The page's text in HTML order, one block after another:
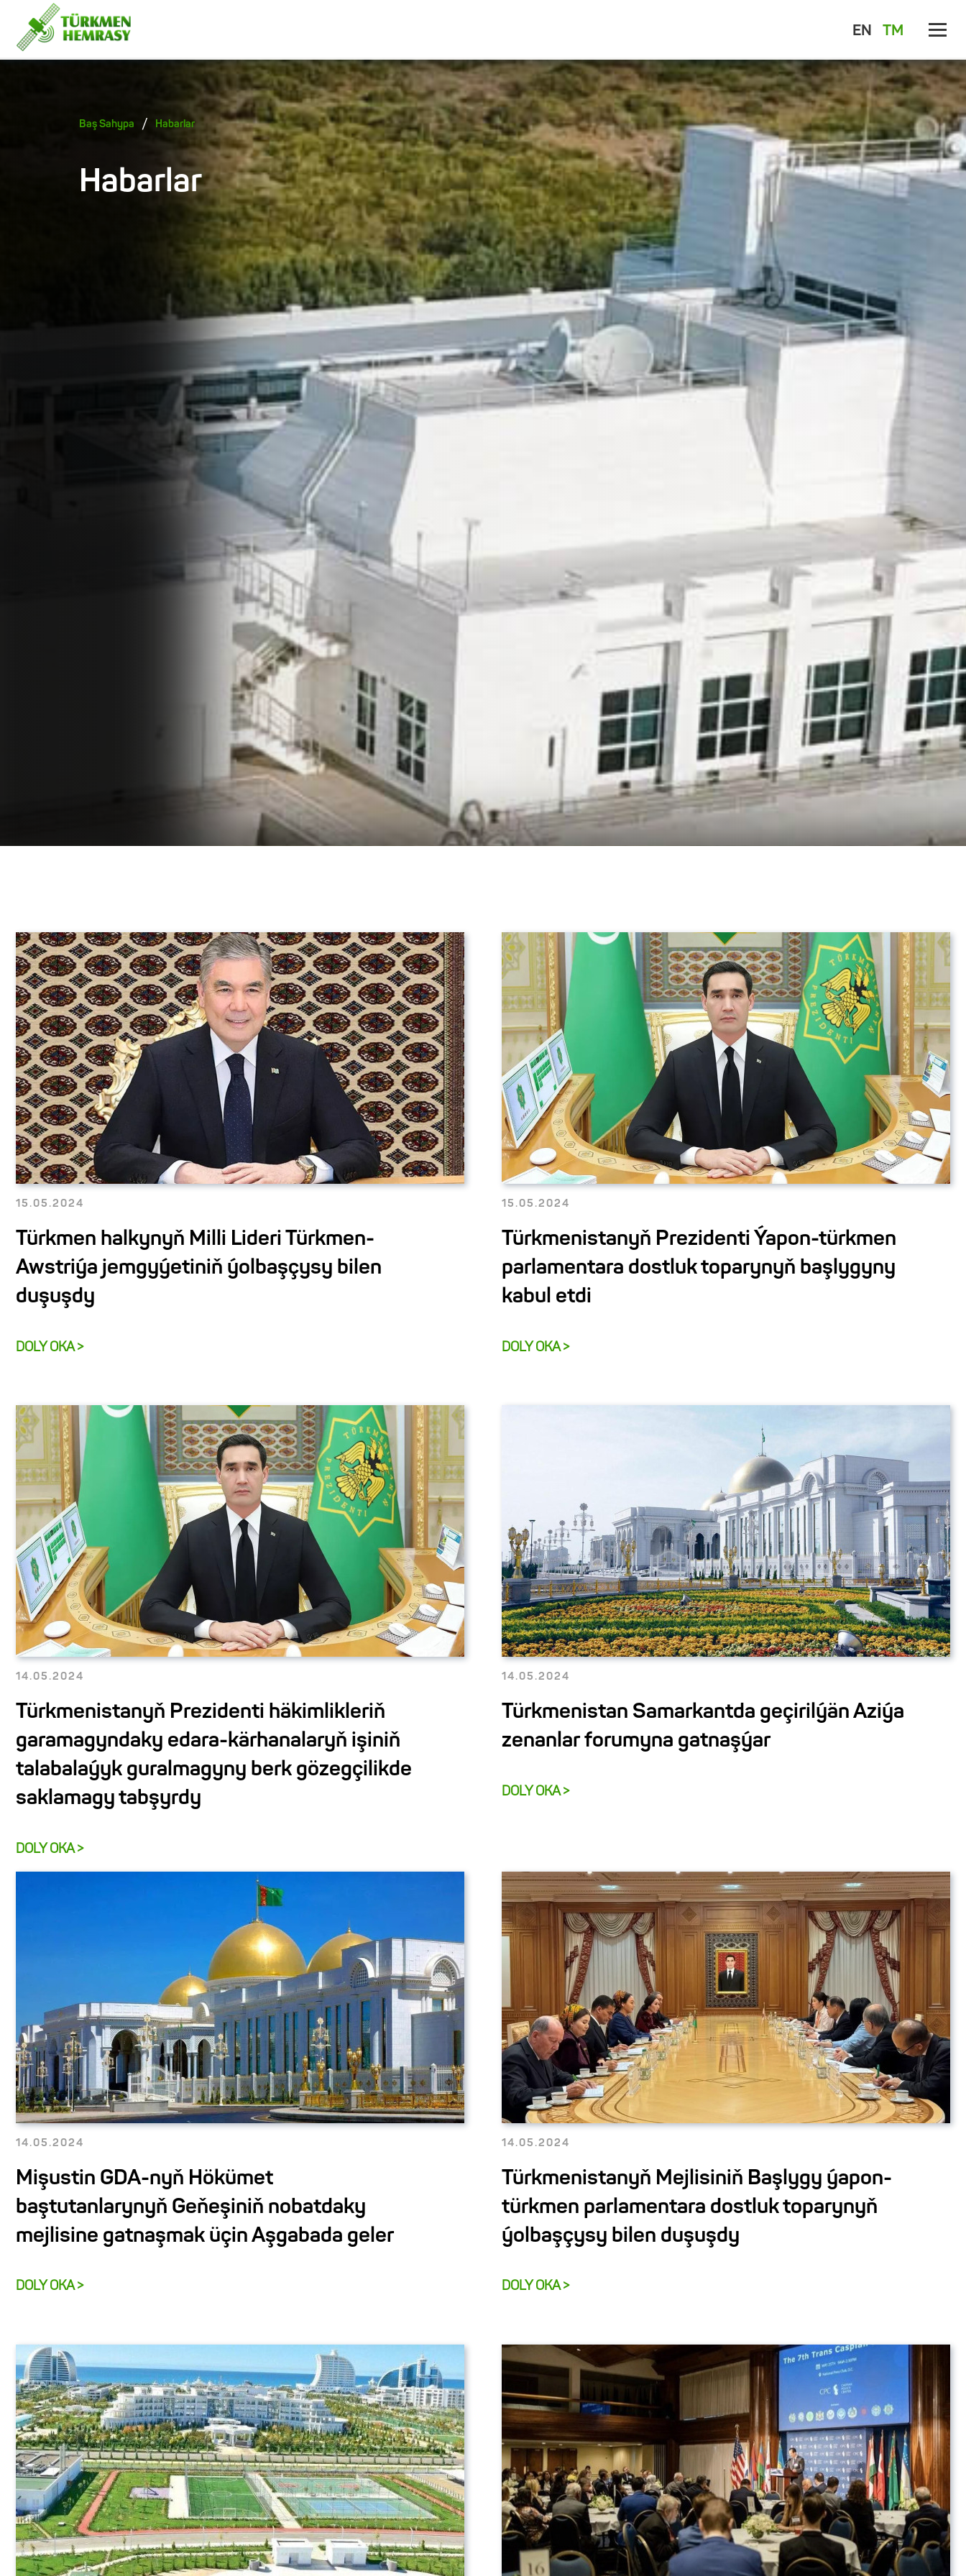
EN TM
Baş Sahypa / Habarlar
Habarlar
15.05.2024
Türkmen halkynyň Milli Lideri Türkmen-
Awstriýa jemgyýetiniň ýolbaşçysy bilen
duşuşdy
DOLY OKA >
15.05.2024
Türkmenistanyň Prezidenti Ýapon-türkmen
parlamentara dostluk toparynyň başlygyny
kabul etdi
DOLY OKA >
14.05.2024
Türkmenistanyň Prezidenti häkimlikleriň
garamagyndaky edara-kärhanalaryň işiniň
talabalaýyk guralmagyny berk gözegçilikde
saklamagy tabşyrdy
DOLY OKA >
14.05.2024
Türkmenistan Samarkantda geçirilýän Aziýa
zenanlar forumyna gatnaşýar
DOLY OKA >
14.05.2024
Mişustin GDA-nyň Hökümet
baştutanlarynyň Geňeşiniň nobatdaky
mejlisine gatnaşmak üçin Aşgabada geler
DOLY OKA >
14.05.2024
Türkmenistanyň Mejlisiniň Başlygy ýapon-
türkmen parlamentara dostluk toparynyň
ýolbaşçysy bilen duşuşdy
DOLY OKA >